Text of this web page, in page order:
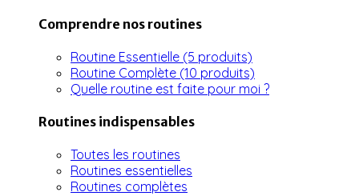
Comprendre nos routines
Routine Essentielle (5 produits)
Routine Complète (10 produits)
Quelle routine est faite pour moi ?
Routines indispensables
Toutes les routines
Routines essentielles
Routines complètes